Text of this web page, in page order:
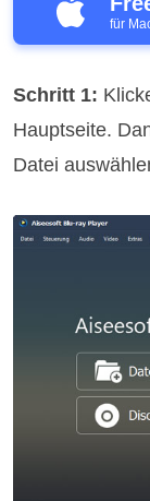
für
Schritt 1:
Hauptseite.
Datei